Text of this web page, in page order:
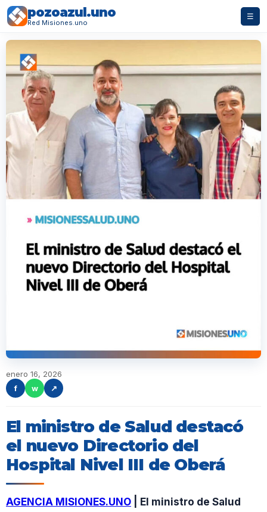
pozoazul.uno
Red Misiones.uno
☰
enero 16, 2026
f
w ↗
El ministro de Salud destacó
el nuevo Directorio del
Hospital Nivel III de Oberá
AGENCIA MISIONES.UNO | El ministro de Salud